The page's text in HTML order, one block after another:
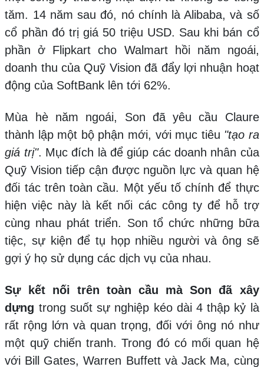
tăm. 14 năm sau đó, nó chính là Alibaba, và số
cổ phần đó trị giá 50 triệu USD. Sau khi bán cổ
phần ở Flipkart cho Walmart hồi năm ngoái,
doanh thu của Quỹ Vision đã đẩy lợi nhuận hoạt
động của SoftBank lên tới 62%.
Mùa hè năm ngoái, Son đã yêu cầu Claure
thành lập một bộ phận mới, với mục tiêu "tạo ra
giá trị". Mục đích là để giúp các doanh nhân của
Quỹ Vision tiếp cận được nguồn lực và quan hệ
đối tác trên toàn cầu. Một yếu tố chính để thực
hiện việc này là kết nối các công ty để hỗ trợ
cùng nhau phát triển. Son tổ chức những bữa
tiệc, sự kiện để tụ họp nhiều người và ông sẽ
gợi ý họ sử dụng các dịch vụ của nhau.
Sự kết nối trên toàn cầu mà Son đã xây
dựng trong suốt sự nghiệp kéo dài 4 thập kỷ là
rất rộng lớn và quan trọng, đối với ông nó như
một quỹ chiến tranh. Trong đó có mối quan hệ
với Bill Gates, Warren Buffett và Jack Ma, cùng